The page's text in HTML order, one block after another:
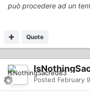
può procedere ad un
Quote
Posted February